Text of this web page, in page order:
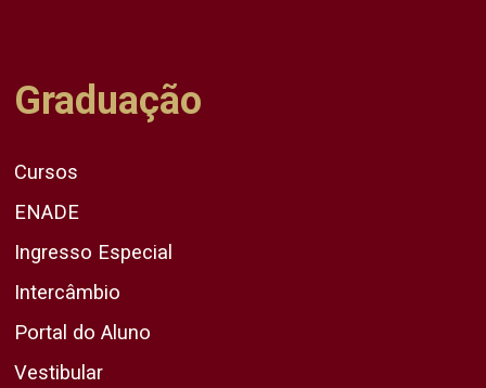
Graduação
Cursos
ENADE
Ingresso Especial
Intercâmbio
Portal do Aluno
Vestibular